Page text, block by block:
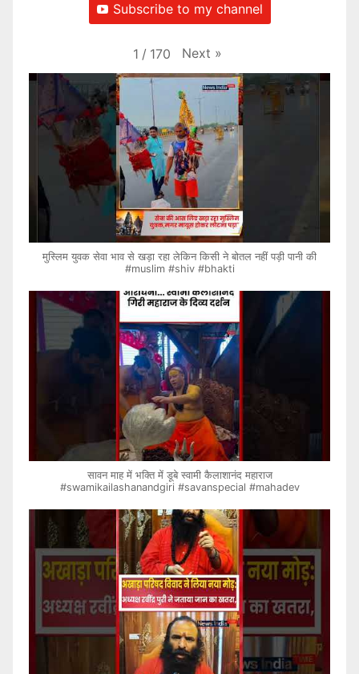
Subscribe to my channel
1 / 170 Next »
मुस्लिम युवक सेवा भाव से खड़ा रहा लेकिन किसी ने बोतल नहीं पड़ी पानी की
#muslim #shiv #bhakti
सावन माह में भक्ति में डूबे स्वामी कैलाशानंद महाराज
#swamikailashanandgiri #savanspecial #mahadev